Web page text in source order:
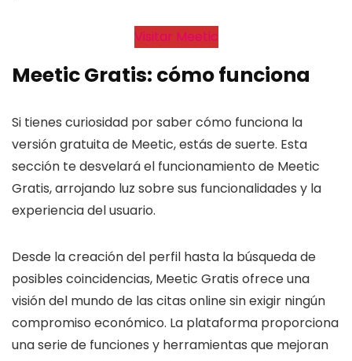
Visitar Meetic
Meetic Gratis: cómo funciona
Si tienes curiosidad por saber cómo funciona la
versión gratuita de Meetic, estás de suerte. Esta
sección te desvelará el funcionamiento de Meetic
Gratis, arrojando luz sobre sus funcionalidades y la
experiencia del usuario.
Desde la creación del perfil hasta la búsqueda de
posibles coincidencias, Meetic Gratis ofrece una
visión del mundo de las citas online sin exigir ningún
compromiso económico. La plataforma proporciona
una serie de funciones y herramientas que mejoran